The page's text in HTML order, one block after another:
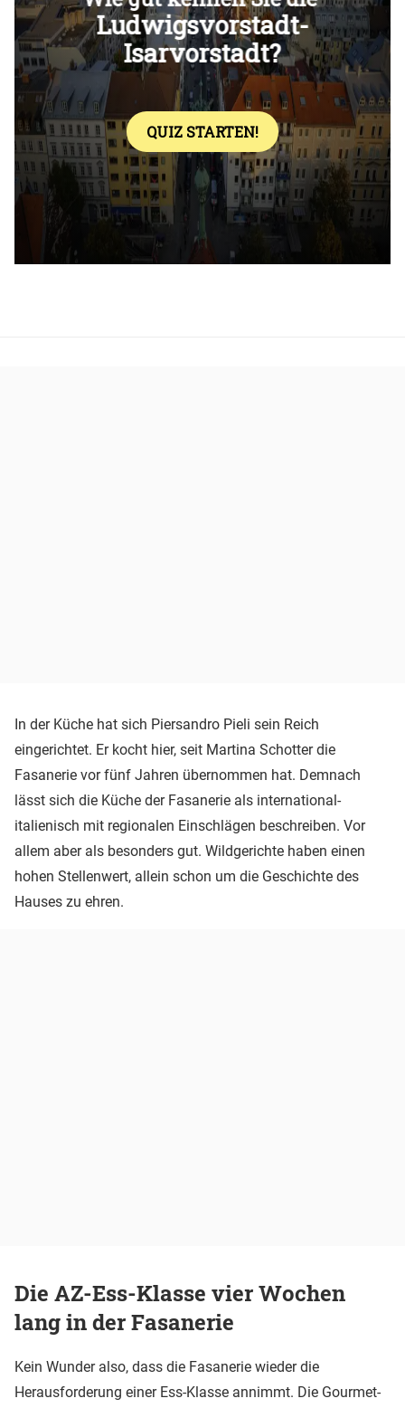
Überspringen
In der Küche hat sich Piersandro Pieli sein Reich
eingerichtet. Er kocht hier, seit Martina Schotter die
Fasanerie vor fünf Jahren übernommen hat. Demnach
lässt sich die Küche der Fasanerie als international-
italienisch mit regionalen Einschlägen beschreiben. Vor
allem aber als besonders gut. Wildgerichte haben einen
hohen Stellenwert, allein schon um die Geschichte des
Hauses zu ehren.
Die AZ-Ess-Klasse vier Wochen
lang in der Fasanerie
Kein Wunder also, dass die Fasanerie wieder die
Herausforderung einer Ess-Klasse annimmt. Die Gourmet-